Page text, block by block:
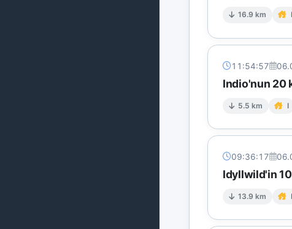
16.9 km I
11:54:57
Indio'nun 20
5.5 km I
09:36:17
Idyllwild'in
13.9 km I